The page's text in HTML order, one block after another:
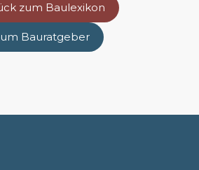
zum Baulexikon
Bauratgeber